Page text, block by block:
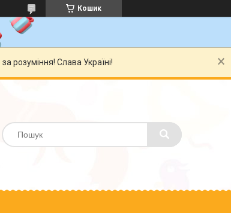
Кошик
розуміння! Слава Україні!